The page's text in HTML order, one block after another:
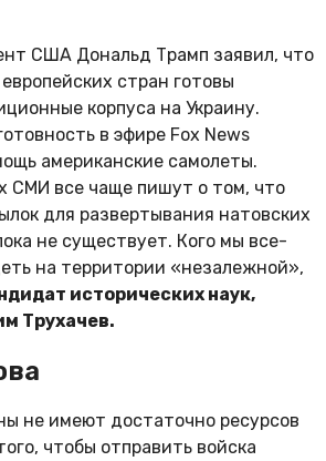
США Дональд Трамп заявил, что
стран готовы
корпуса на Украину.
в эфире Fox News
американские самолеты.
СМИ все чаще пишут о том, что
для развертывания натовских
не существует. Кого мы все-
на территории «незалежной»,
исторических наук,
Трухачев.
не имеют достаточно ресурсов
чтобы отправить войска